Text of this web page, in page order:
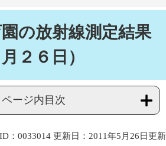
の放射線測定結果
２６日）
ページ内目次
：0033014 更新日：2011年5月26日更新